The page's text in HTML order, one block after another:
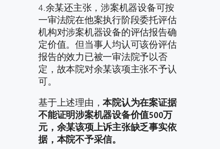
4.余某还主张，涉案机器设备可按
一审法院在他案执行阶段委托评估
机构对涉案机器设备的评估报告确
定价值。但当事人均认可该份评估
报告的效力已被一审法院予以否
定，故本院对余某该项主张不予认
可。
基于上述理由，本院认为在案证据
不能证明涉案机器设备价值500万
元，余某该项上诉主张缺乏事实依
据，本院不予采信。